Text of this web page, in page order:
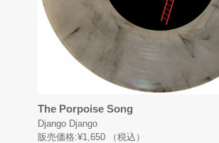
The Porpoise Song
Django Django
販売価格:¥1,650
（税込）